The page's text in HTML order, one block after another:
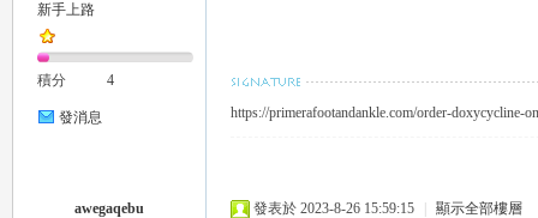
新手上路
積分 4
發消息 https://primerafootandankle.com/order-doxycycline-
awegaqebu 發表於 2023-8-26 15:59:15 顯示全部樓層